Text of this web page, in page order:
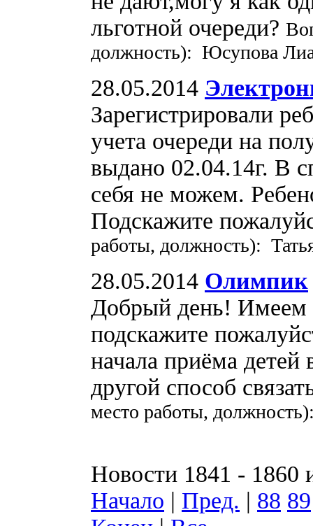
льготной очереди?
должность): Юсупова
28.05.2014
Зарегистрировали
учета очереди на
выдано 02.04.14г. В
себя не можем.
Подскажите
работы, должность):
28.05.2014 Олимпик
Добрый день! Имеем
подскажите
начала приёма
другой способ
место работы,
Новости 1841 - 1860
Начало | Пред. | 88 89